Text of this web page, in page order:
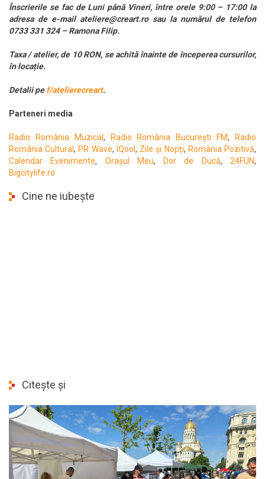
Înscrierile se fac de Luni până Vineri, între orele 9:00 – 17:00 la
adresa de e-mail ateliere@creart.ro sau la numărul de telefon
0733 331 324 – Ramona Filip.
Taxa / atelier, de 10 RON, se achită înainte de începerea cursurilor,
în locație.
Detaliipef/atelierecreart.
Parteneri media
Radio România Muzical , Radio România București FM,
Radio
România Cultural, PR Wave, IQool , Zile și Nopți, România Pozitivă,
Calendar Evenimente, Orașul Meu, Dor de Ducă,24FUN,
Bigcitylife.ro
Cine ne iubește
Citește și